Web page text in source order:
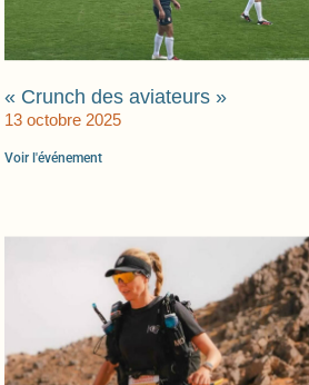
« Crunch des aviateurs »
13 octobre 2025
Voir l'événement